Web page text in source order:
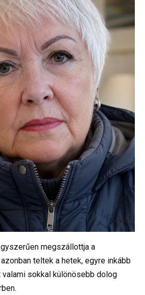
megszállottja a
teltek a hetek, egyre inkább
sokkal különösebb dolog